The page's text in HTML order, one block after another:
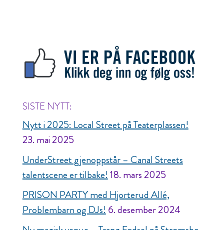
SISTE NYTT:
Nytt i 2025: Local Street på Teaterplassen!
23. mai 2025
UnderStreet gjenoppstår – Canal Streets
talentscene er tilbake!18. mars 2025
PRISON PARTY med Hjorterud Allé,
Problembarn og DJs! 6. desember 2024